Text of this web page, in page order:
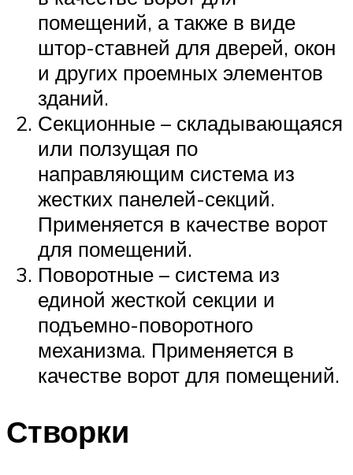
помещений, а также в виде
штор-ставней для дверей, окон
и других проемных элементов
зданий.
Секционные – складывающаяся
или ползущая по
направляющим система из
жестких панелей-секций.
Применяется в качестве ворот
для помещений.
Поворотные – система из
единой жесткой секции и
подъемно-поворотного
механизма. Применяется в
качестве ворот для помещений.
Створки